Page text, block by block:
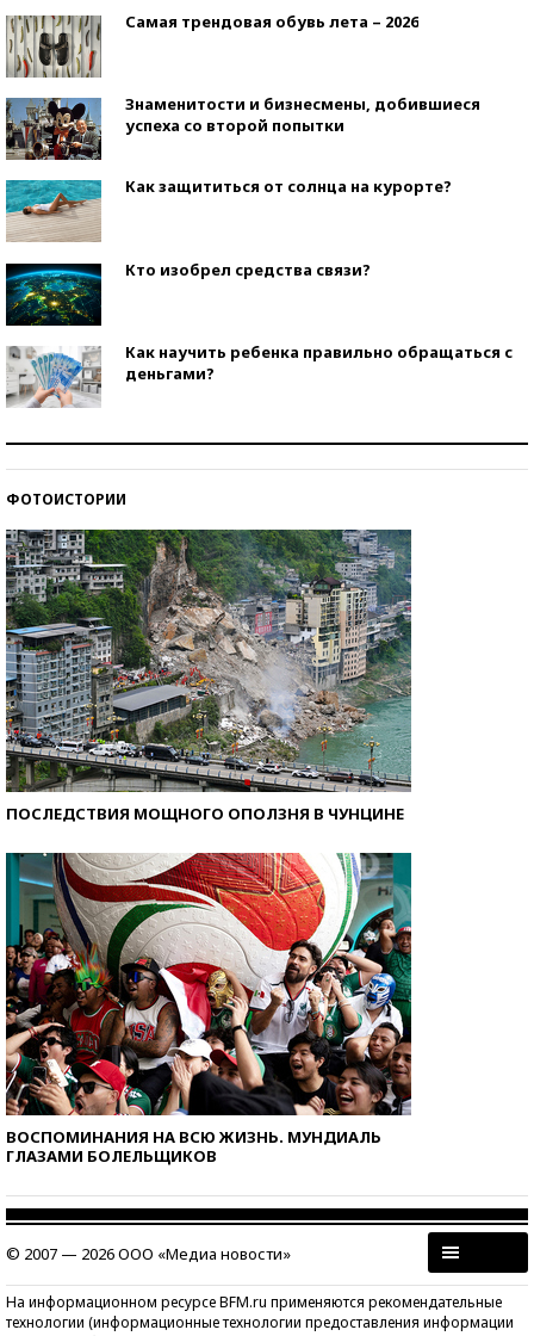
Самая трендовая обувь лета – 2026
Знаменитости и бизнесмены, добившиеся
успеха со второй попытки
Как защититься от солнца на курорте?
Кто изобрел средства связи?
Как научить ребенка правильно обращаться с
деньгами?
ФОТОИСТОРИИ
ПОСЛЕДСТВИЯ МОЩНОГО ОПОЛЗНЯ В ЧУНЦИНЕ
ВОСПОМИНАНИЯ НА ВСЮ ЖИЗНЬ. МУНДИАЛЬ
ГЛАЗАМИ БОЛЕЛЬЩИКОВ
© 2007 — 2026 ООО «Медиа новости»
На информационном ресурсе BFM.ru применяются рекомендательные
технологии (информационные технологии предоставления информации